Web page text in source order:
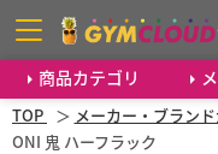
商品カテゴリ
TOP メーカー・ブラン
ONI 鬼 ハーフラック